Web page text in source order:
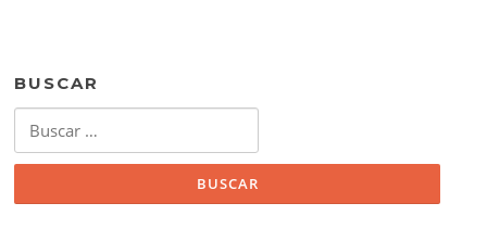
BUSCAR